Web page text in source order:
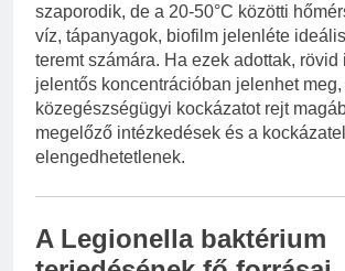
szaporodik, de a 20-50°C közötti
víz, tápanyagok, biofilm jelenléte
teremt számára. Ha ezek adottak, rövid
jelentős koncentrációban jelenhet
közegészségügyi kockázatot rejt
megelőző intézkedések és a
elengedhetetlenek.
A Legionella baktérium